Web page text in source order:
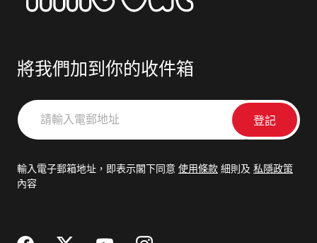
將我們加到你的收件箱
請
輸
郵
輸入電子郵箱地址，即表示閣下同意 使用條款 細則及 私隱政策
內容